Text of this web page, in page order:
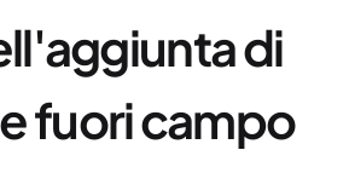
di
fuori campo